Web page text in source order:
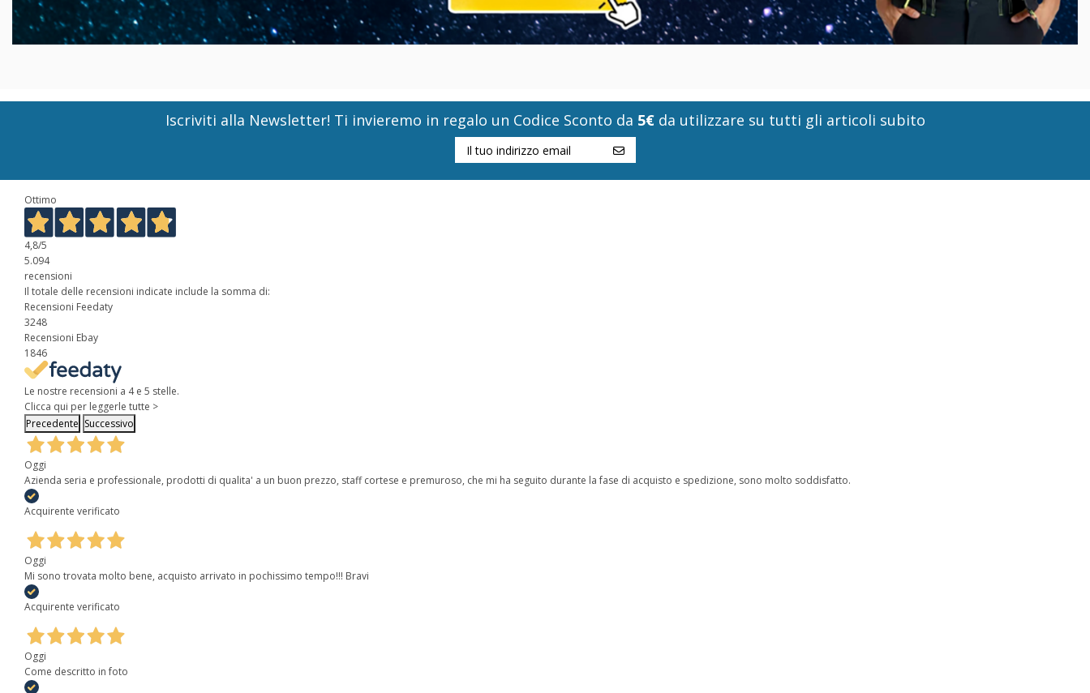
Iscriviti alla Newsletter! Ti invieremo in regalo un Codice Sconto da 5€da utilizzare su tutti gli articoli subito
Ottimo
4,8/5
5.094
recensioni
Il totale delle recensioni indicate include la somma di:
Recensioni Feedaty
3248
Recensioni Ebay
1846
Le nostre recensioni a 4 e 5 stelle.
Clicca qui per leggerle tutte >
Precedente Successivo
Oggi
Azienda seria e professionale, prodotti di qualita' a un buon prezzo, staff cortese e premuroso, che mi ha seguito durante la fase di acquisto e spedizione, sono molto soddisfatto.
Acquirente verificato
Oggi
Mi sono trovata molto bene, acquisto arrivato in pochissimo tempo!!! Bravi
Acquirente verificato
Oggi
Come descritto in foto